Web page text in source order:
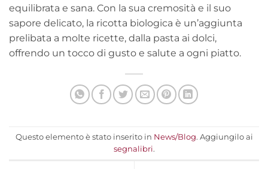
equilibrata e sana. Con la sua cremosità e il suo
sapore delicato, la ricotta biologica è un’aggiunta
prelibata a molte ricette, dalla pasta ai dolci,
offrendo un tocco di gusto e salute a ogni piatto.
Questo elemento è stato inserito in News/Blog. Aggiungilo ai
segnalibri.